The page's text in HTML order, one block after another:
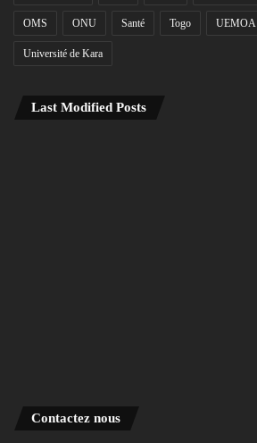
OMS ONU Santé Togo UEMOA
Université de Kara
Last Modified Posts
Contactez nous